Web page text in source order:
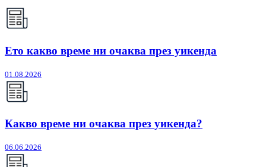
Ето какво време ни очаква през уикенда
01.08.2026
Какво време ни очаква през уикенда?
06.06.2026